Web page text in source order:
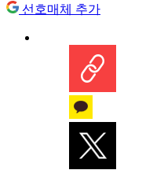
선호매체 추가